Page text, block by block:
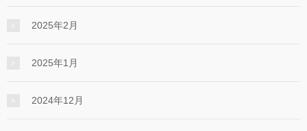
2025年2月
2025年1月
2024年12月